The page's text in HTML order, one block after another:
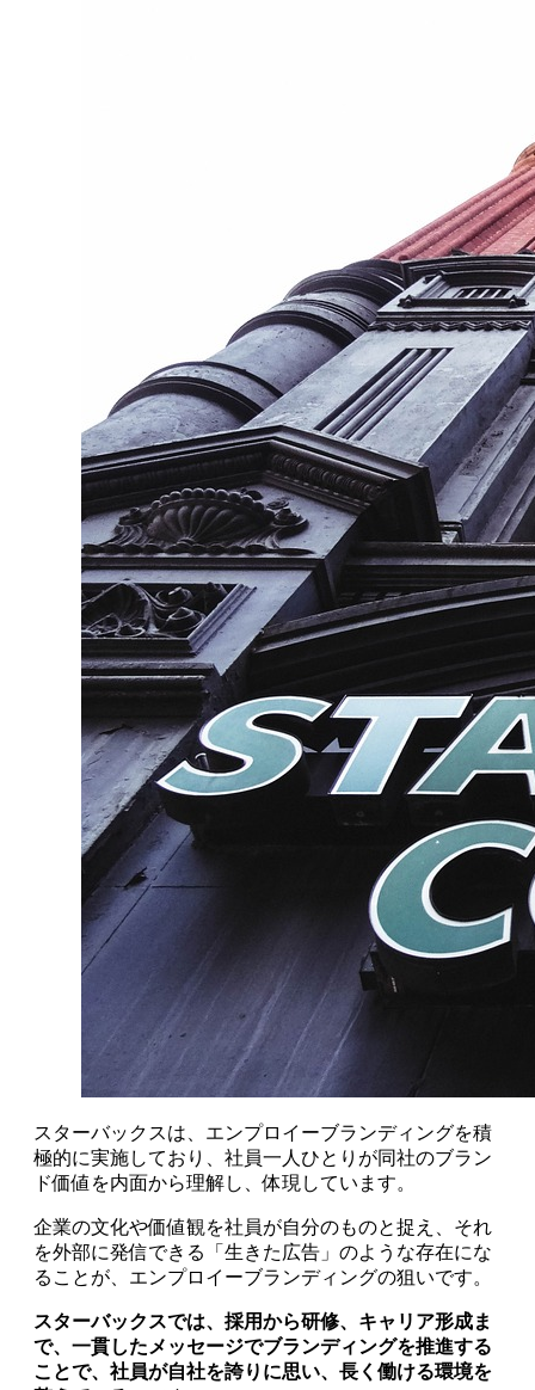
スターバックスは、エンプロイーブランディングを積
極的に実施しており、社員一人ひとりが同社のブラン
ド価値を内面から理解し、体現しています。
企業の文化や価値観を社員が自分のものと捉え、それ
を外部に発信できる「生きた広告」のような存在にな
ることが、エンプロイーブランディングの狙いです。
スターバックスでは、採用から研修、キャリア形成ま
で、一貫したメッセージでブランディングを推進する
ことで、社員が自社を誇りに思い、長く働ける環境を